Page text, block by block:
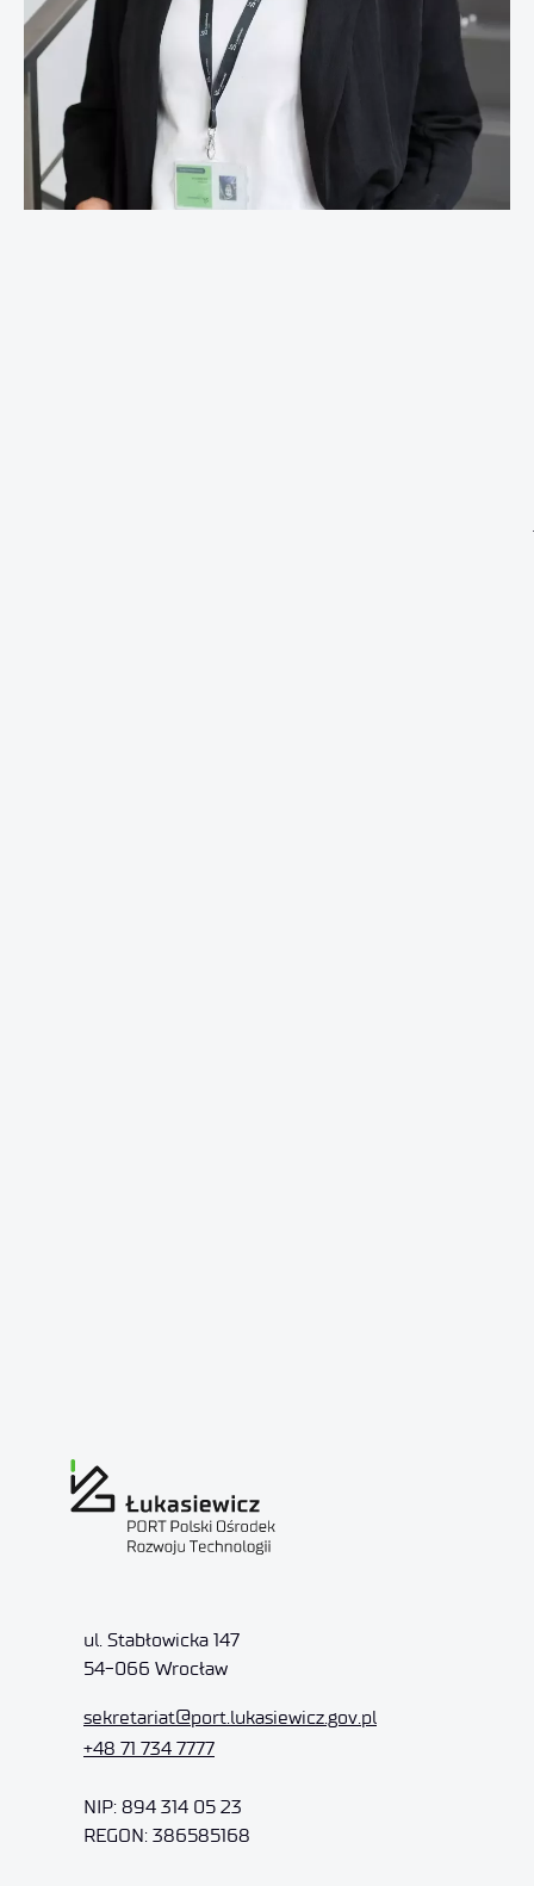
ul. Stabłowicka 147
54-066 Wrocław
sekretariat@port.lukasiewicz.gov.pl
+48 71 734 7777
NIP: 894 314 05 23
REGON: 386585168